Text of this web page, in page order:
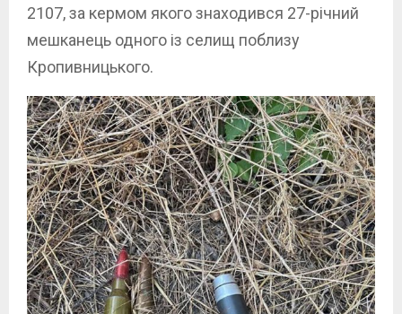
2107, за кермом якого знаходився 27-річний
мешканець одного із селищ поблизу
Кропивницького.